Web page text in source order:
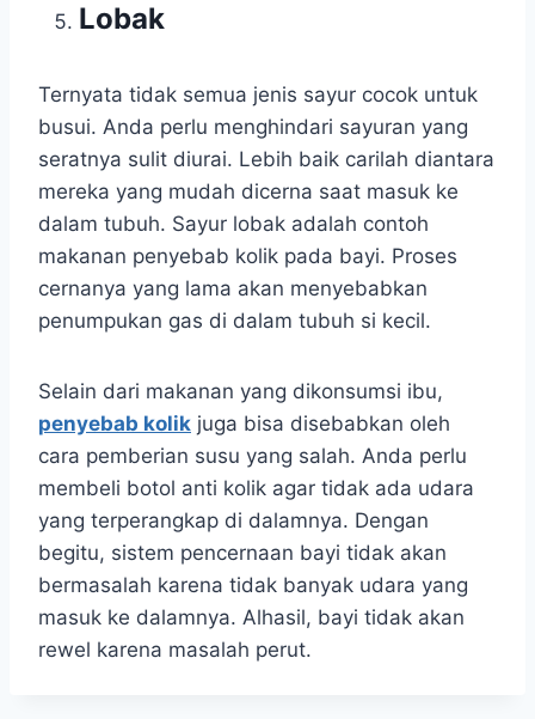
Lobak
Ternyata tidak semua jenis sayur cocok untuk
busui. Anda perlu menghindari sayuran yang
seratnya sulit diurai. Lebih baik carilah diantara
mereka yang mudah dicerna saat masuk ke
dalam tubuh. Sayur lobak adalah contoh
makanan penyebab kolik pada bayi. Proses
cernanya yang lama akan menyebabkan
penumpukan gas di dalam tubuh si kecil.
Selain dari makanan yang dikonsumsi ibu,
penyebab kolik juga bisa disebabkan oleh
cara pemberian susu yang salah. Anda perlu
membeli botol anti kolik agar tidak ada udara
yang terperangkap di dalamnya. Dengan
begitu, sistem pencernaan bayi tidak akan
bermasalah karena tidak banyak udara yang
masuk ke dalamnya. Alhasil, bayi tidak akan
rewel karena masalah perut.